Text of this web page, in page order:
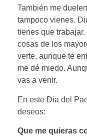
También me
tampoco vienes.
tienes que
cosas de los
verte, aunque te
me dé miedo.
vas a venir.
En este Día del
deseos:
Que me quieras